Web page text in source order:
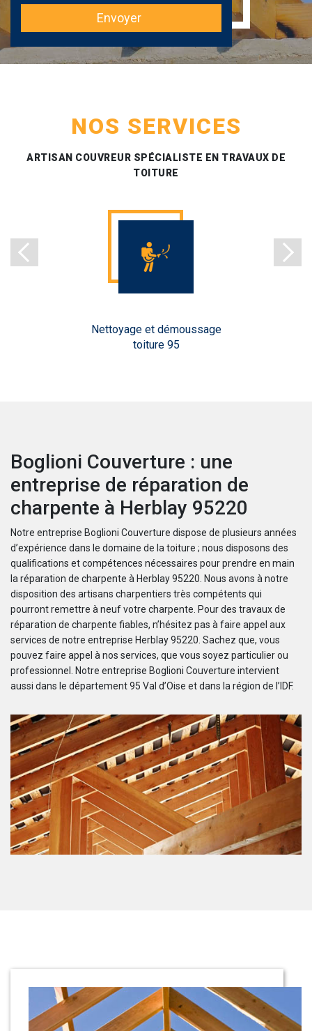
NOS SERVICES
ARTISAN COUVREUR SPÉCIALISTE EN TRAVAUX DE
TOITURE
Nettoyage et démoussage
toiture 95
Boglioni Couverture : une
entreprise de réparation de
charpente à Herblay 95220
Notre entreprise Boglioni Couverture dispose de plusieurs années
d’expérience dans le domaine de la toiture ; nous disposons des
qualifications et compétences nécessaires pour prendre en main
la réparation de charpente à Herblay 95220. Nous avons à notre
disposition des artisans charpentiers très compétents qui
pourront remettre à neuf votre charpente. Pour des travaux de
réparation de charpente fiables, n’hésitez pas à faire appel aux
services de notre entreprise Herblay 95220. Sachez que, vous
pouvez faire appel à nos services, que vous soyez particulier ou
professionnel. Notre entreprise Boglioni Couverture intervient
aussi dans le département 95 Val d’Oise et dans la région de l’IDF.